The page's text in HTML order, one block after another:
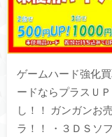
ゲームハード強化
ードならプラスＵ
し！！ ガンガンお
ラ！！ ・３ＤＳソ